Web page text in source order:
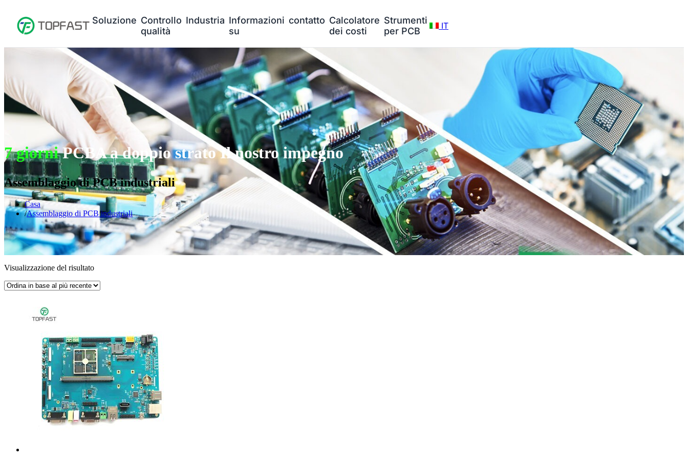
Soluzione Controllo
qualità
Industria Informazioni
su
contatto Calcolatore
dei costi
Strumenti
per PCB
IT
7 giorniPCBA a doppio strato Il nostro impegno
Assemblaggio di PCB industriali
Casa
Assemblaggio di PCB industriali
Visualizzazione del risultato